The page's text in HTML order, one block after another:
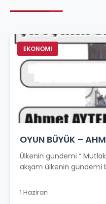
EKONOMI
OYUN BÜYÜK –
Ülkenin gündemi “
akşam ülkenin gündemi
1 Haziran